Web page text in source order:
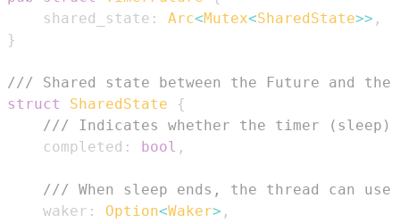
    shared_state
: Arc<Mutex<SharedState>> ,
}
/// Shared state between the Future and the
struct
SharedState
{
/// Indicates whether the timer (sleep)
    completed
: bool ,
/// When sleep ends, the thread can
    waker
: Option<Waker> ,